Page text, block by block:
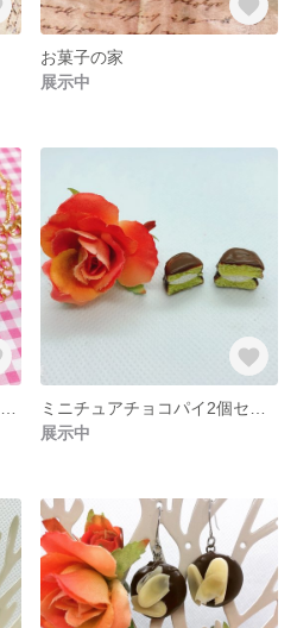
お菓子の家
展示中
展示中